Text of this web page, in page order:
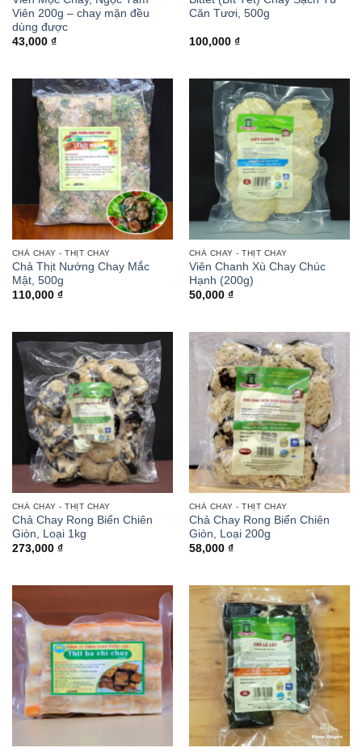
Viên 200g – chay mặn đều
dùng được
43,000 ₫
Căn Tươi, 500g
100,000 ₫
CHẢ CHAY - THỊT CHAY
Chả Thịt Nướng Chay Mắc
Mật, 500g
110,000 ₫
CHẢ CHAY - THỊT CHAY
Viên Chanh Xù Chay Chúc
Hạnh (200g)
50,000 ₫
CHẢ CHAY - THỊT CHAY
Chả Chay Rong Biển Chiên
Giòn, Loại 1kg
273,000 ₫
CHẢ CHAY - THỊT CHAY
Chả Chay Rong Biển Chiên
Giòn, Loại 200g
58,000 ₫